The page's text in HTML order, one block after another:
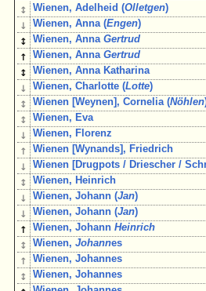
↕ Wienen, Adelheid (Olletgen)
↓ Wienen, Anna (Engen)
↕ Wienen, AnnaGertrud
↑ Wienen, AnnaGertrud
↕ Wienen, Anna Katharina
↓ Wienen, Charlotte (Lotte)
↕ Wienen [Weynen], Cornelia (Nöhlen
↕ Wienen, Eva
↓ Wienen, Florenz
↑ Wienen [Wynands], Friedrich
↓ Wienen [Drugpots / Driescher /
↕ Wienen, Heinrich
↓ Wienen, Johann (Jan)
↓ Wienen, Johann (Jan)
↑ Wienen, JohannHeinrich
↕ Wienen,Johannes
↑ Wienen, Johannes
↕ Wienen, Johannes